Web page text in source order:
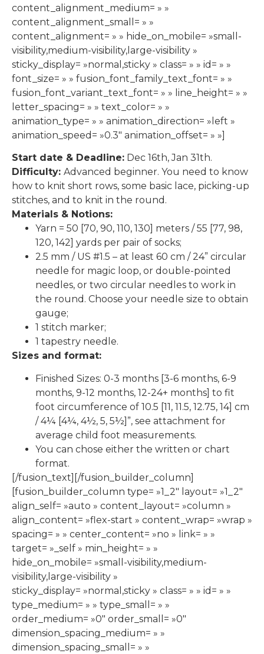
content_alignment_medium= » »
content_alignment_small= » »
content_alignment= » » hide_on_mobile= »small-
visibility,medium-visibility,large-visibility »
sticky_display= »normal,sticky » class= » » id= » »
font_size= » » fusion_font_family_text_font= » »
fusion_font_variant_text_font= » » line_height= » »
letter_spacing= » » text_color= » »
animation_type= » » animation_direction= »left »
animation_speed= »0.3″ animation_offset= » »]
Start date & Deadline: Dec 16th, Jan 31th.
Difficulty: Advanced beginner. You need to know
how to knit short rows, some basic lace, picking-up
stitches, and to knit in the round.
Materials & Notions:
Yarn = 50 [70, 90, 110, 130] meters / 55 [77, 98,
120, 142] yards per pair of socks;
2.5 mm / US #1.5 – at least 60 cm / 24” circular
needle for magic loop, or double-pointed
needles, or two circular needles to work in
the round. Choose your needle size to obtain
gauge;
1 stitch marker;
1 tapestry needle.
Sizes and format:
Finished Sizes: 0-3 months [3-6 months, 6-9
months, 9-12 months, 12-24+ months] to fit
foot circumference of 10.5 [11, 11.5, 12.75, 14] cm
/ 4¼ [4¼, 4½, 5, 5½]”, see attachment for
average child foot measurements.
You can chose either the written or chart
format.
[/fusion_text][/fusion_builder_column]
[fusion_builder_column type= »1_2″ layout= »1_2″
align_self= »auto » content_layout= »column »
align_content= »flex-start » content_wrap= »wrap »
spacing= » » center_content= »no » link= » »
target= »_self » min_height= » »
hide_on_mobile= »small-visibility,medium-
visibility,large-visibility »
sticky_display= »normal,sticky » class= » » id= » »
type_medium= » » type_small= » »
order_medium= »0″ order_small= »0″
dimension_spacing_medium= » »
dimension_spacing_small= » »